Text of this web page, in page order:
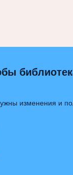
изменения и